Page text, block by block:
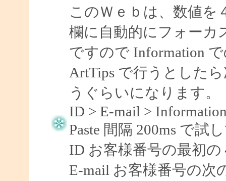
このＷｅｂは、数値を
欄に自動的にフォーカ
ですので Information
ArtTips で行うとした
うぐらいになります。
ID > E-mail >
Paste 間隔 200ms で試
ID お客様番号の最初の
E-mail お客様番号の次